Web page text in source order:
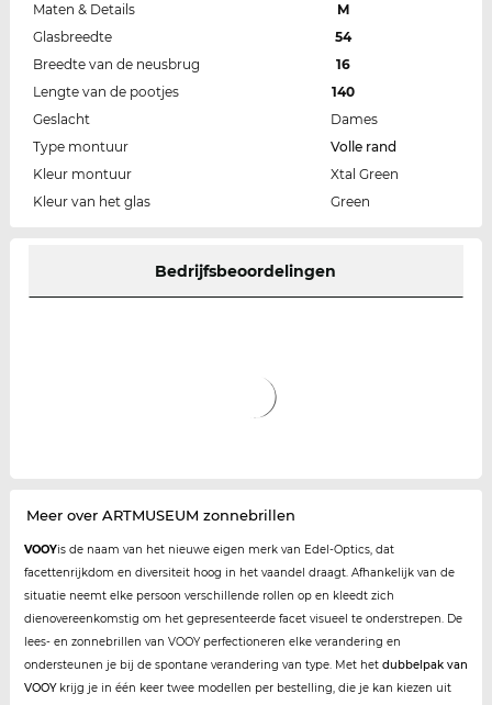
Maten & Details
M
Glasbreedte
54
Breedte van de neusbrug
16
Lengte van de pootjes
140
Geslacht
Dames
Type montuur
Volle rand
Kleur montuur
Xtal Green
Kleur van het glas
Green
Bedrijfsbeoordelingen
Meer over ARTMUSEUM zonnebrillen
VOOYis de naam van het nieuwe eigen merk van Edel-Optics, dat
facettenrijkdom en diversiteit hoog in het vaandel draagt. Afhankelijk van de
situatie neemt elke persoon verschillende rollen op en kleedt zich
dienovereenkomstig om het gepresenteerde facet visueel te onderstrepen. De
lees- en zonnebrillen van VOOY perfectioneren elke verandering en
ondersteunen je bij de spontane verandering van type. Met het dubbelpak van
VOOYkrijg je in één keer twee modellen per bestelling, die je kan kiezen uit